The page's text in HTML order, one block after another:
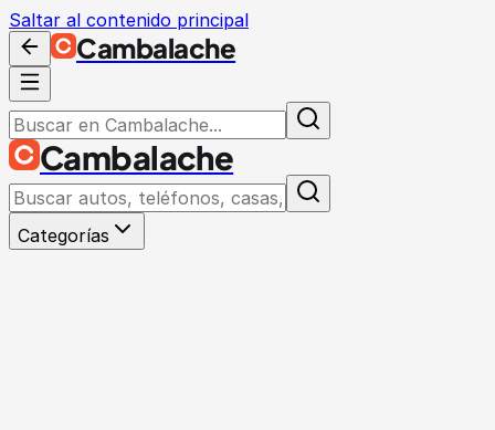
Saltar al contenido principal
Cambalache
Cambalache
Categorías